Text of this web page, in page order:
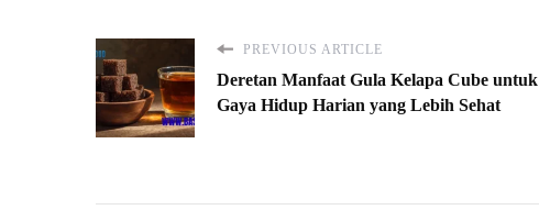
PREVIOUS ARTICLE
Deretan Manfaat Gula Kelapa Cube untuk
Gaya Hidup Harian yang Lebih Sehat